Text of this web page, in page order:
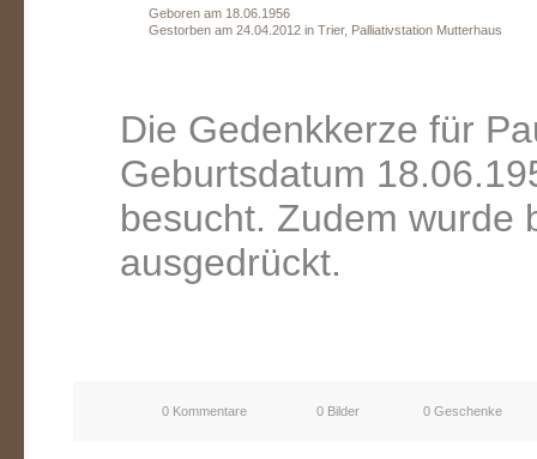
Geboren am 18.06.1956
Gestorben am 24.04.2012 in Trier, Palliativstation Mutterhaus
Die Gedenkkerze für
Geburtsdatum
besucht. Zudem wurde
ausgedrückt.
0 Kommentare 0 Bilder 0 Geschenke